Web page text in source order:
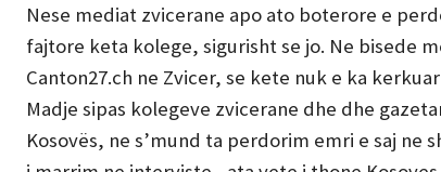
Nese mediat zvicerane apo ato boterore e
fajtore keta kolege, sigurisht se jo. Ne bisede
Canton27.ch ne Zvicer, se kete nuk e ka
Madje sipas kolegeve zvicerane dhe dhe
Kosovës, ne s’mund ta perdorim emri e saj ne